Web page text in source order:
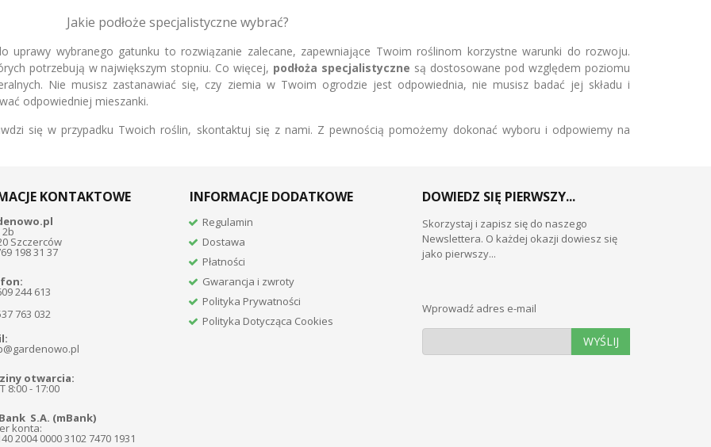
Jakie podłoże specjalistyczne wybrać?
uprawy wybranego gatunku to rozwiązanie zalecane, zapewniające Twoim roślinom korzystne warunki do rozwoju.
potrzebują w największym stopniu. Co więcej, podłoża specjalistyczne są dostosowane pod względem poziomu
Nie musisz zastanawiać się, czy ziemia w Twoim ogrodzie jest odpowiednia, nie musisz badać jej składu i
odpowiedniej mieszanki.
się w przypadku Twoich roślin, skontaktuj się z nami. Z pewnością pomożemy dokonać wyboru i odpowiemy na
KONTAKTOWE
Szczerców
198 31 37
244 613
763 032
otwarcia:
8:00 - 17:00
Bank S.A. (mBank)
konta:
2004 0000 3102 7470 1931
INFORMACJE DODATKOWE
Regulamin
Dostawa
Płatności
Gwarancja i zwroty
Polityka Prywatności
Polityka Dotycząca Cookies
DOWIEDZ SIĘ PIERWSZY...
Skorzystaj i zapisz się do naszego
Newslettera. O każdej okazji dowiesz się
jako pierwszy...
Wprowadź adres e-mail
WYŚLIJ